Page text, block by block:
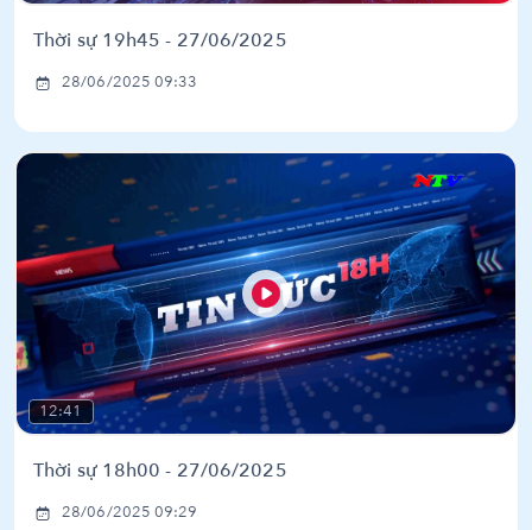
Thời sự 19h45 - 27/06/2025
28/06/2025 09:33
12:41
Thời sự 18h00 - 27/06/2025
28/06/2025 09:29